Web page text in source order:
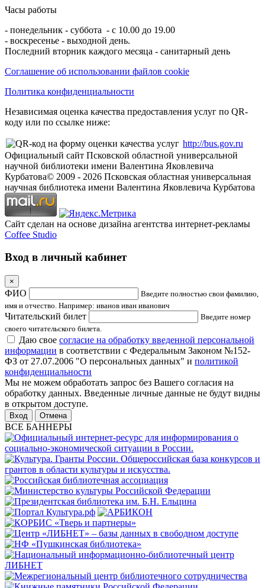
Часы работы
- понедельник - суббота - с 10.00 до 19.00
- воскресенье - выходной день.
Последний вторник каждого месяца - санитарный день
Соглашение об использовании файлов cookie
Политика конфиденциальности
Независимая оценка качества предоставления услуг по QR-
коду или по ссылке ниже:
http://bus.gov.ru
Официальный сайт Псковской областной универсальной
научной библиотеки имени Валентина Яковлевича
Курбатова© 2009 - 2026 Псковская областная универсальная
научная библиотека имени Валентина Яковлевича Курбатова
Сайт сделан на основе дизайна агентства интернет-рекламы
Coffee Studio
Вход в личный кабинет
×
ФИО
Введите полностью свои фамилию,
имя и отчество. Например: иванов иван иванович
Читательский билет
Введите номер
своего читательского билета.
Даю свое согласие на обработку введенной персональной
информации в соответствии с Федеральным Законом №152-
ФЗ от 27.07.2006 "О персональных данных" и политикой
конфиденциальности
Мы не можем обработать запрос без Вашего согласия на
обработку данных. Введенные личные данные не будут видны
в открытом доступе.
Отмена
ВСЕ БАННЕРЫ